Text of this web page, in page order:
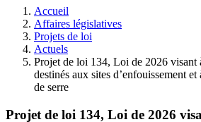
législative.
Accueil
Affaires législatives
Projets de loi
Actuels
Projet de loi 134, Loi de 2026 visant
destinés aux sites d’enfouissement
de serre
Projet de loi 134, Loi de 2026